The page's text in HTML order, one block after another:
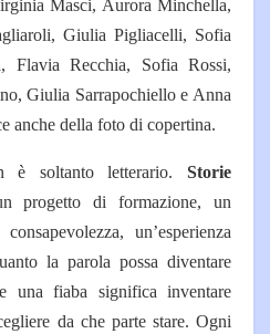
Masci, Aurora Minchella,
Giulia Pigliacelli, Sofia
Flavia Recchia, Sofia Rossi,
Giulia Sarrapochiello e Anna
anche della foto di copertina.
è soltanto letterario. Storie
progetto di formazione, un
un’esperienza
la parola possa diventare
una fiaba significa inventare
da che parte stare. Ogni